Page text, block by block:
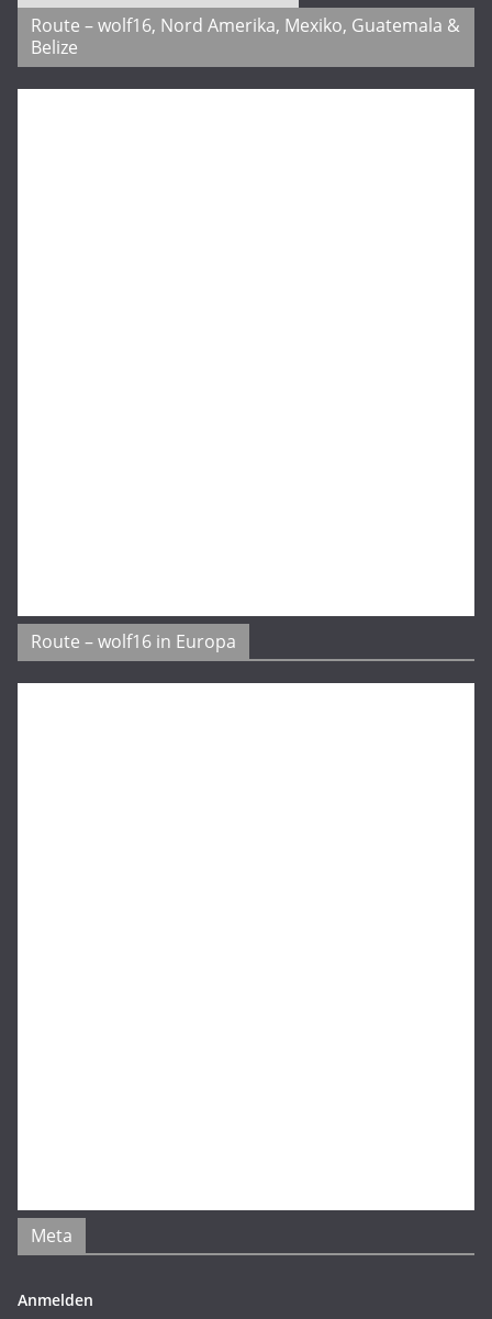
Route – wolf16, Nord Amerika, Mexiko, Guatemala &
Belize
Route – wolf16 in Europa
Meta
Anmelden